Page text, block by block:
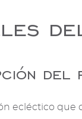
del
ecléctico